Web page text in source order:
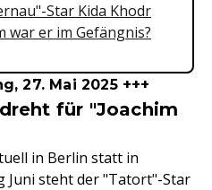
Star Kida Khodr
war er im Gefängnis?
27. Mai 2025 +++
für "Joachim
in Berlin statt in
Juni steht der "Tatort"-Star